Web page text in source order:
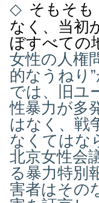
◇ そもそも
なく、当初
ぼすべての
女性の人権
的なうねり
では、旧ユ
性暴力が多
はなく、戦
なくてはな
北京女性会
る暴力特別
害者はその